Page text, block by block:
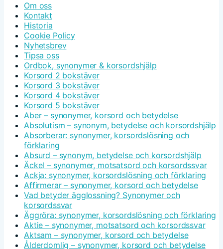
Om oss
Kontakt
Historia
Cookie Policy
Nyhetsbrev
Tipsa oss
Ordbok, synonymer & korsordshjälp
Korsord 2 bokstäver
Korsord 3 bokstäver
Korsord 4 bokstäver
Korsord 5 bokstäver
Aber – synonymer, korsord och betydelse
Absolutism – synonym, betydelse och korsordshjälp
Absorberar: synonymer, korsordslösning och
förklaring
Absurd – synonym, betydelse och korsordshjälp
Äckel – synonymer, motsatsord och korsordssvar
Ackja: synonymer, korsordslösning och förklaring
Affirmerar – synonymer, korsord och betydelse
Vad betyder ägglossning? Synonymer och
korsordssvar
Äggröra: synonymer, korsordslösning och förklaring
Aktie – synonymer, motsatsord och korsordssvar
Aktsam – synonymer, korsord och betydelse
Ålderdomlig – synonymer, korsord och betydelse